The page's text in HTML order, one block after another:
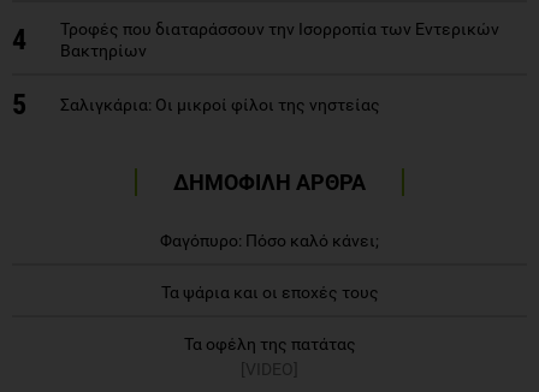
4
Τροφές που διαταράσσουν την Ισορροπία των Εντερικών
Βακτηρίων
5 Σαλιγκάρια: Οι μικροί φίλοι της νηστείας
ΔΗΜΟΦΙΛΗ ΑΡΘΡΑ
Φαγόπυρο: Πόσο καλό κάνει;
Τα ψάρια και οι εποχές τους
Τα οφέλη της πατάτας
[VIDEO]